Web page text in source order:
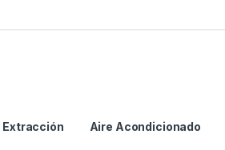
Extracción Aire Acondicionado